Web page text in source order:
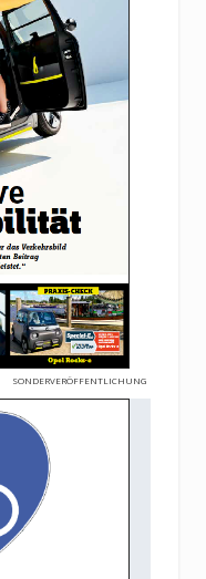
SONDERVERÖFFENTLICHUNG